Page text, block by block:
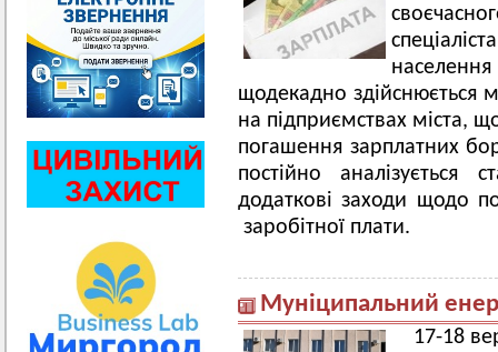
щодекадно здійснюється
на підприємствах міста,
погашення зарплатних
постійно
додаткові заходи щодо
заробітної плати.
Муніципальний
17-18